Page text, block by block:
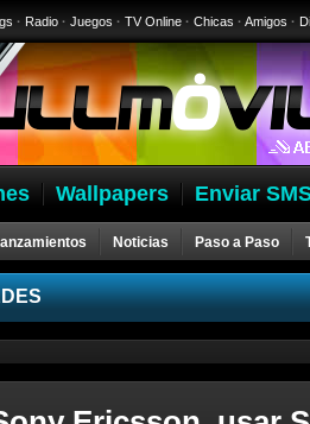
· Radio · Juegos · TV Online · Chicas · Amigos ·
Wallpapers Enviar
Noticias Paso a Paso